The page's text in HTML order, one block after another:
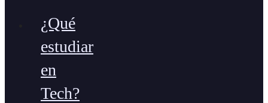
¿Qué
estudiar
en
Tech?